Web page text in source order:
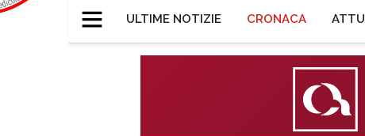
ULTIME NOTIZIE CRONACA